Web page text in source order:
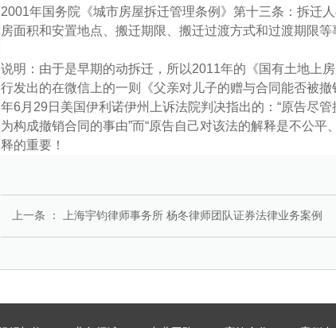
2001年国务院《城市房屋拆迁管理条例》第十三条：拆迁
房面积和安置地点、搬迁期限、搬迁过渡方式和过渡期限等
说明：由于是早期的动拆迁，所以2011年的《国有土地上
行发出的在微信上的一则《父亲对儿子的赠与合同能否被
年6月29日美国伊利诺伊州上诉法院判决指出的：“原告尽
为构成撤销合同的事由”而“原告自己对该法的解释是不公
释的重要！
上一条 ： 上海宇钧律师事务所 杨冬律师团队证券法律业务案例